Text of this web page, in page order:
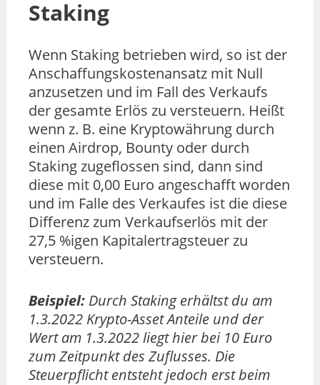
Staking
Wenn Staking betrieben wird, so ist der
Anschaffungskostenansatz mit Null
anzusetzen und im Fall des Verkaufs
der gesamte Erlös zu versteuern. Heißt
wenn z. B. eine Kryptowährung durch
einen Airdrop, Bounty oder durch
Staking zugeflossen sind, dann sind
diese mit 0,00 Euro angeschafft worden
und im Falle des Verkaufes ist die diese
Differenz zum Verkaufserlös mit der
27,5 %igen Kapitalertragsteuer zu
versteuern.
Beispiel: Durch Staking erhältst du am
1.3.2022 Krypto-Asset Anteile und der
Wert am 1.3.2022 liegt hier bei 10 Euro
zum Zeitpunkt des Zuflusses. Die
Steuerpflicht entsteht jedoch erst beim